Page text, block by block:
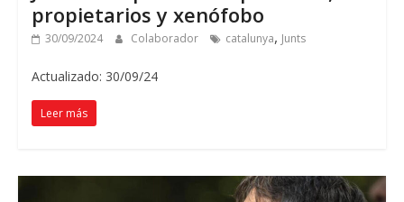
propietarios y xenófobo
30/09/2024 Colaborador catalunya, Junts
Actualizado: 30/09/24
Leer más